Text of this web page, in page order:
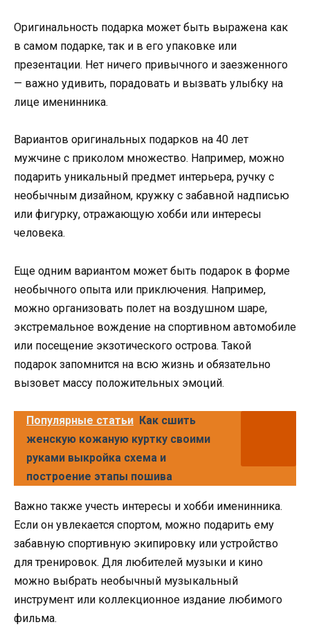
Оригинальность подарка может быть выражена как
в самом подарке, так и в его упаковке или
презентации. Нет ничего привычного и заезженного
— важно удивить, порадовать и вызвать улыбку на
лице именинника.
Вариантов оригинальных подарков на 40 лет
мужчине с приколом множество. Например, можно
подарить уникальный предмет интерьера, ручку с
необычным дизайном, кружку с забавной надписью
или фигурку, отражающую хобби или интересы
человека.
Еще одним вариантом может быть подарок в форме
необычного опыта или приключения. Например,
можно организовать полет на воздушном шаре,
экстремальное вождение на спортивном автомобиле
или посещение экзотического острова. Такой
подарок запомнится на всю жизнь и обязательно
вызовет массу положительных эмоций.
Популярные статьи Как сшить
женскую кожаную куртку своими
руками выкройка схема и
построение этапы пошива
Важно также учесть интересы и хобби именинника.
Если он увлекается спортом, можно подарить ему
забавную спортивную экипировку или устройство
для тренировок. Для любителей музыки и кино
можно выбрать необычный музыкальный
инструмент или коллекционное издание любимого
фильма.